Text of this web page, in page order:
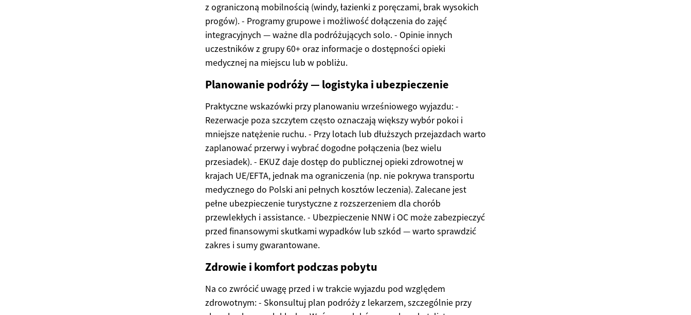
z ograniczoną mobilnością (windy, łazienki z poręczami, brak wysokich
progów). - Programy grupowe i możliwość dołączenia do zajęć
integracyjnych — ważne dla podróżujących solo. - Opinie innych
uczestników z grupy 60+ oraz informacje o dostępności opieki
medycznej na miejscu lub w pobliżu.
Planowanie podróży — logistyka i ubezpieczenie
Praktyczne wskazówki przy planowaniu wrześniowego wyjazdu: -
Rezerwacje poza szczytem często oznaczają większy wybór pokoi i
mniejsze natężenie ruchu. - Przy lotach lub dłuższych przejazdach warto
zaplanować przerwy i wybrać dogodne połączenia (bez wielu
przesiadek). - EKUZ daje dostęp do publicznej opieki zdrowotnej w
krajach UE/EFTA, jednak ma ograniczenia (np. nie pokrywa transportu
medycznego do Polski ani pełnych kosztów leczenia). Zalecane jest
pełne ubezpieczenie turystyczne z rozszerzeniem dla chorób
przewlekłych i assistance. - Ubezpieczenie NNW i OC może zabezpieczyć
przed finansowymi skutkami wypadków lub szkód — warto sprawdzić
zakres i sumy gwarantowane.
Zdrowie i komfort podczas pobytu
Na co zwrócić uwagę przed i w trakcie wyjazdu pod względem
zdrowotnym: - Skonsultuj plan podróży z lekarzem, szczególnie przy